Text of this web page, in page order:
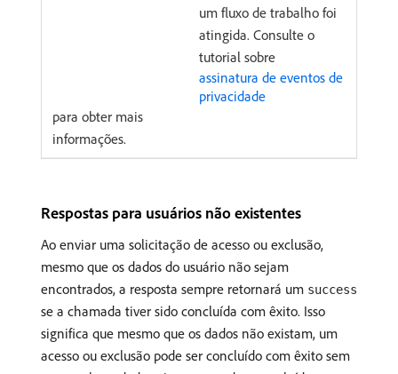
um fluxo de trabalho foi
atingida. Consulte o
tutorial sobre
assinatura de eventos de
privacidade
para obter mais
informações.
Respostas para usuários não existentes
Ao enviar uma solicitação de acesso ou exclusão,
mesmo que os dados do usuário não sejam
encontrados, a resposta sempre retornará um success
se a chamada tiver sido concluída com êxito. Isso
significa que mesmo que os dados não existam, um
acesso ou exclusão pode ser concluído com êxito sem